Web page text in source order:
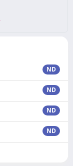
ND
ND
ND
ND